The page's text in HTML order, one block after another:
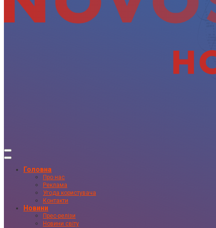
Головна
Про нас
Реклама
Угода користувача
Контакти
Новини
Прес-релізи
Новини світу